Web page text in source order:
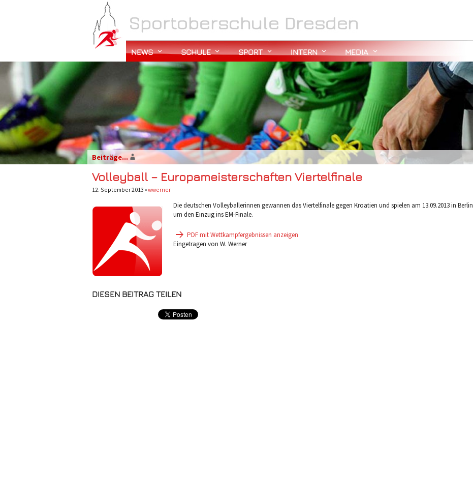
NEWS SCHULE SPORT INTERN MEDIA
Beiträge...
Volleyball – Europameisterschaften Viertelfinale
12. September 2013 •wwerner
Die deutschen Volleyballerinnen gewannen das Viertelfinale gegen Kroatien und spielen am 13.09.2013 in Berlin
um den Einzug ins EM-Finale.
PDF mit Wettkampfergebnissen anzeigen
Eingetragen von W. Werner
DIESEN BEITRAG TEILEN